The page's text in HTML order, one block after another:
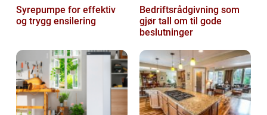
Syrepumpe for effektiv
og trygg ensilering
Bedriftsrådgivning som
gjør tall om til gode
beslutninger